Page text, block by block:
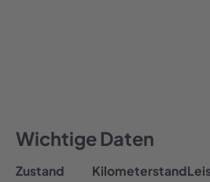
Wichtige Daten
Zustand
Kilometerstand